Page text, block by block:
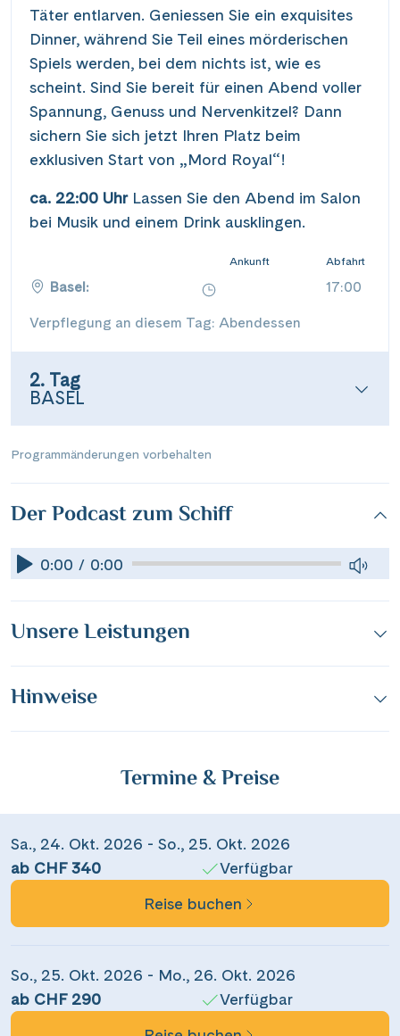
Teile diese Reise
Mörderische Stimmung und Spass auf
Täter entlarven. Geniessen Sie ein exquisites
Dinner, während Sie Teil eines mörderischen
Spiels werden, bei dem nichts ist, wie es
scheint. Sind Sie bereit für einen Abend voller
Spannung, Genuss und Nervenkitzel? Dann
sichern Sie sich jetzt Ihren Platz beim
exklusiven Start von „Mord Royal“!
ca. 22:00 Uhr Lassen Sie den Abend im Salon
bei Musik und einem Drink ausklingen.
Ankunft Abfahrt
Basel: 17:00
Verpflegung an diesem Tag: Abendessen
2. Tag
BASEL
Programmänderungen vorbehalten
Der Podcast zum Schiff
0:00 / 0:00
Unsere Leistungen
Hinweise
Termine & Preise
Sa., 24. Okt. 2026 - So., 25. Okt. 2026
ab CHF 340
Verfügbar
Reise buchen
So., 25. Okt. 2026 - Mo., 26. Okt. 2026
ab CHF 290
Verfügbar